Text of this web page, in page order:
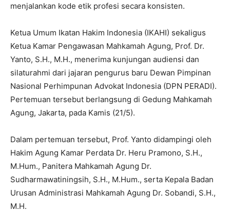
menjalankan kode etik profesi secara konsisten.
Ketua Umum Ikatan Hakim Indonesia (IKAHI) sekaligus
Ketua Kamar Pengawasan Mahkamah Agung, Prof. Dr.
Yanto, S.H., M.H., menerima kunjungan audiensi dan
silaturahmi dari jajaran pengurus baru Dewan Pimpinan
Nasional Perhimpunan Advokat Indonesia (DPN PERADI).
Pertemuan tersebut berlangsung di Gedung Mahkamah
Agung, Jakarta, pada Kamis (21/5).
Dalam pertemuan tersebut, Prof. Yanto didampingi oleh
Hakim Agung Kamar Perdata Dr. Heru Pramono, S.H.,
M.Hum., Panitera Mahkamah Agung Dr.
Sudharmawatiningsih, S.H., M.Hum., serta Kepala Badan
Urusan Administrasi Mahkamah Agung Dr. Sobandi, S.H.,
M.H.